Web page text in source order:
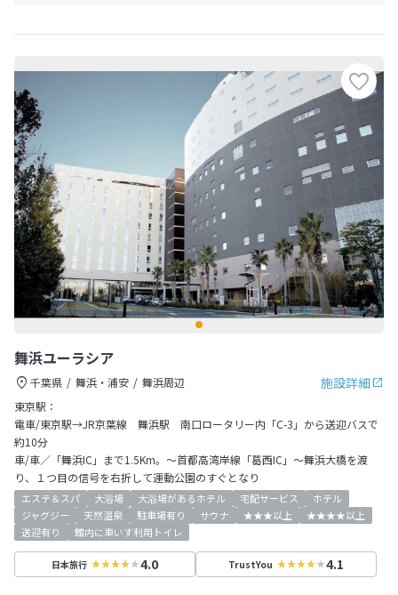
舞浜ユーラシア
施設詳細
千葉県 舞浜・浦安
舞浜周辺
東京駅：
電車/東京駅→JR京葉線 舞浜駅 南口ロータリー内「C-3」から送迎バスで
約10分
車/車／「舞浜IC」まで1.5Km。～首都高湾岸線「葛西IC」～舞浜大橋を渡
り、１つ目の信号を右折して運動公園のすぐとなり
エステ＆スパ 大浴場 大浴場があるホテル 宅配サービス
ホテル
ジャグジー
天然温泉 駐車場有り サウナ ★★★以上
★★★★以上
送迎有り
館内に車いす利用トイレ
日本旅行 4.0 TrustYou 4.1